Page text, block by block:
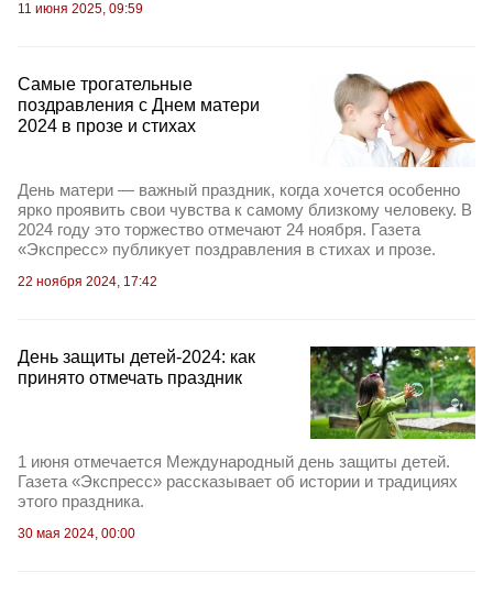
11 июня 2025, 09:59
Самые трогательные
поздравления с Днем матери
2024 в прозе и стихах
День матери — важный праздник, когда хочется особенно
ярко проявить свои чувства к самому близкому человеку. В
2024 году это торжество отмечают 24 ноября. Газета
«Экспресс» публикует поздравления в стихах и прозе.
22 ноября 2024, 17:42
День защиты детей-2024: как
принято отмечать праздник
1 июня отмечается Международный день защиты детей.
Газета «Экспресс» рассказывает об истории и традициях
этого праздника.
30 мая 2024, 00:00